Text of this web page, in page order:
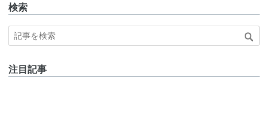
検索
注目記事